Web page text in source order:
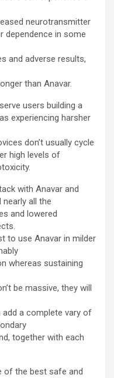
neurotransmitter
dependence in some
and adverse results,
than Anavar.
users building a
experiencing harsher
don’t usually cycle
high levels of
with Anavar and
all the
and lowered
to use Anavar in milder
whereas sustaining
be massive, they will
add a complete vary of
together with each
of the best safe and